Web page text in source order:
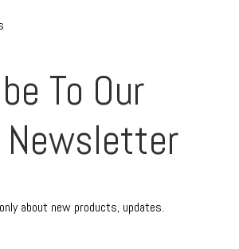
To Our
Newsletter
about new products, updates.